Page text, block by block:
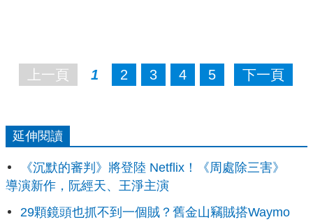
上一頁 1 2 3 4 5 下一頁
延伸閱讀
《沉默的審判》將登陸 Netflix！《周處除三害》
導演新作，阮經天、王淨主演
29顆鏡頭也抓不到一個賊？舊金山竊賊搭Waymo